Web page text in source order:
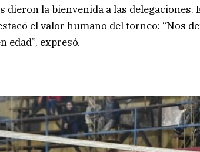
dieron la bienvenida a las
el valor humano del torneo: “Nos
edad”, expresó.